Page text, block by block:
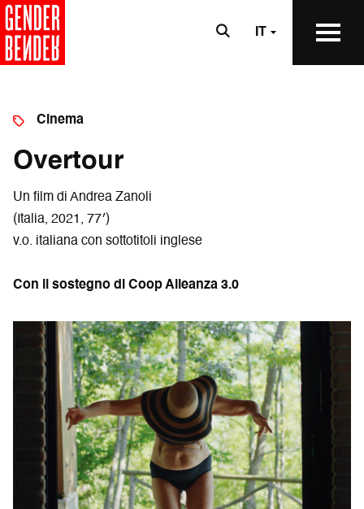
IT
Cinema
Overtour
Un film di Andrea Zanoli
(Italia, 2021, 77′)
v.o. italiana con sottotitoli inglese
Con il sostegno di Coop Alleanza 3.0